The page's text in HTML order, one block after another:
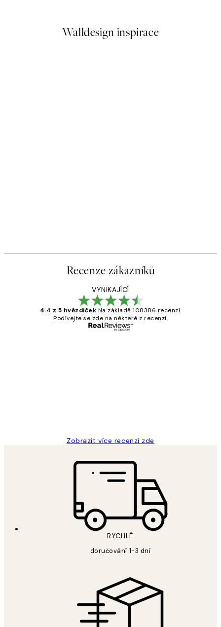
Walldesign inspirace
Recenze zákazníků
VYNIKAJÍCÍ
4.4 z 5 hvězdiček Na základě 108386 recenzí.
Podívejte se zde na některé z recenzí.
Zobrazit více recenzí zde
RYCHLÉ
doručování 1-3 dní